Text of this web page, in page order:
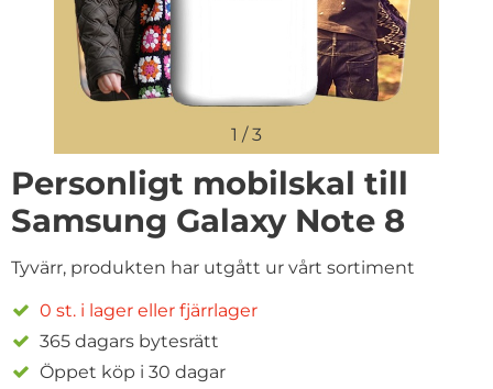
1 /3
Personligt mobilskal till
Samsung Galaxy Note 8
Tyvärr, produkten har utgått ur vårt sortiment
0 st. i lager eller fjärrlager
365 dagars bytesrätt
Öppet köp i 30 dagar